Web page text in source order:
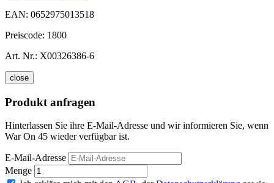
EAN: 0652975013518
Preiscode: 1800
Art. Nr.: X00326386-6
close
Produkt anfragen
Hinterlassen Sie ihre E-Mail-Adresse und wir informieren Sie, wenn
War On 45 wieder verfügbar ist.
E-Mail-Adresse
Menge